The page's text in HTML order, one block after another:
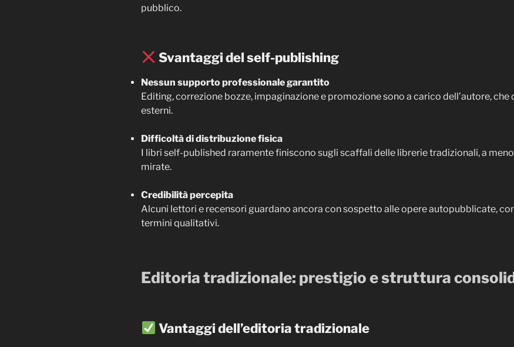
pubblico.
Svantaggi del self-publishing
Nessun supporto professionale garantito
Editing, correzione bozze, impaginazione e promozione sono a carico dell’autore,
esterni.
Difficoltà di distribuzione fisica
I libri self-published raramente finiscono sugli scaffali delle librerie tradizionali, a
mirate.
Credibilità percepita
Alcuni lettori e recensori guardano ancora con sospetto alle opere autopubblicate,
termini qualitativi.
Editoria tradizionale: prestigio e struttura
Vantaggi dell’editoria tradizionale